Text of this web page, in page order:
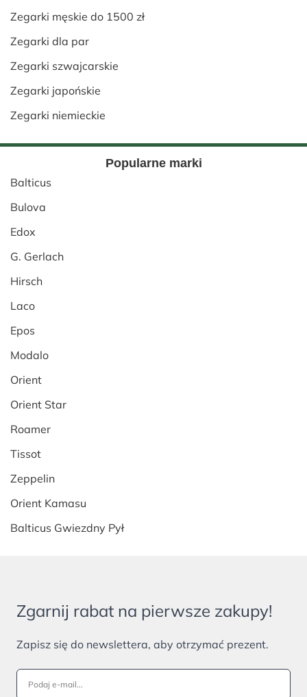
Zegarki męskie do 1500 zł
Zegarki dla par
Zegarki szwajcarskie
Zegarki japońskie
Zegarki niemieckie
Popularne marki
Balticus
Bulova
Edox
G. Gerlach
Hirsch
Laco
Epos
Modalo
Orient
Orient Star
Roamer
Tissot
Zeppelin
Orient Kamasu
Balticus Gwiezdny Pył
Zgarnij rabat na pierwsze zakupy!
Zapisz się do newslettera, aby otrzymać prezent.